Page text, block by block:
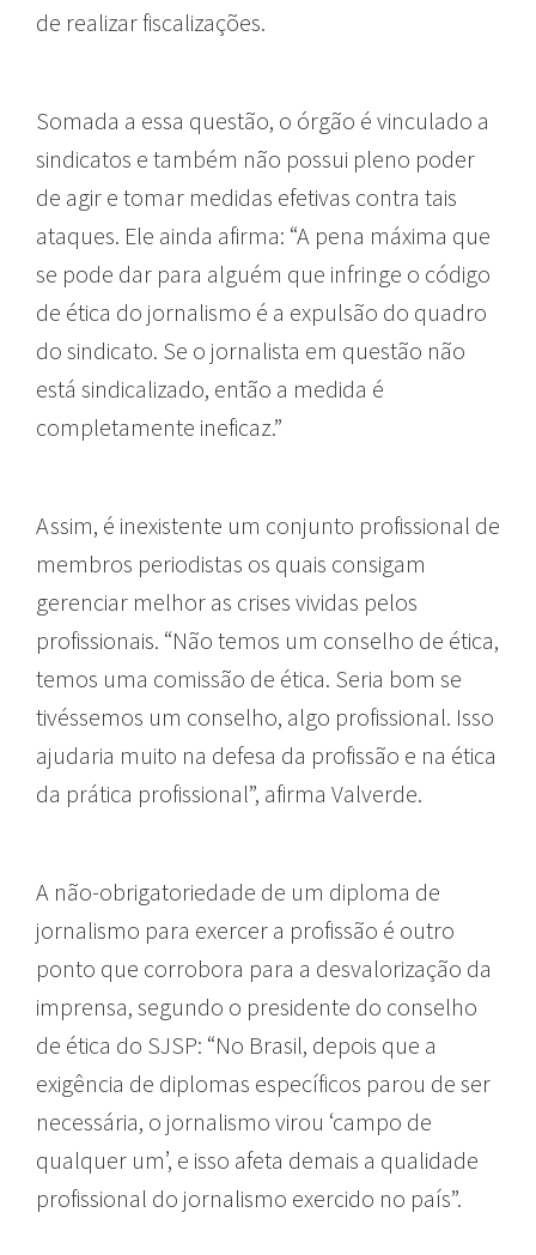
de realizar fiscalizações.
Somada a essa questão, o órgão é vinculado a
sindicatos e também não possui pleno poder
de agir e tomar medidas efetivas contra tais
ataques. Ele ainda afirma: “A pena máxima que
se pode dar para alguém que infringe o código
de ética do jornalismo é a expulsão do quadro
do sindicato. Se o jornalista em questão não
está sindicalizado, então a medida é
completamente ineficaz.”
Assim, é inexistente um conjunto profissional de
membros periodistas os quais consigam
gerenciar melhor as crises vividas pelos
profissionais. “Não temos um conselho de ética,
temos uma comissão de ética. Seria bom se
tivéssemos um conselho, algo profissional. Isso
ajudaria muito na defesa da profissão e na ética
da prática profissional”, afirma Valverde.
A não-obrigatoriedade de um diploma de
jornalismo para exercer a profissão é outro
ponto que corrobora para a desvalorização da
imprensa, segundo o presidente do conselho
de ética do SJSP: “No Brasil, depois que a
exigência de diplomas específicos parou de ser
necessária, o jornalismo virou ‘campo de
qualquer um’, e isso afeta demais a qualidade
profissional do jornalismo exercido no país”.